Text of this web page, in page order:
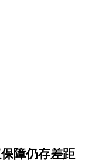
障仍存差距